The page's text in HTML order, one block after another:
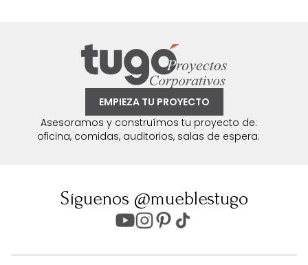
EMPIEZA TU PROYECTO
Asesoramos y construímos tu proyecto de:
oficina, comidas, auditorios, salas de espera.
Síguenos @mueblestugo